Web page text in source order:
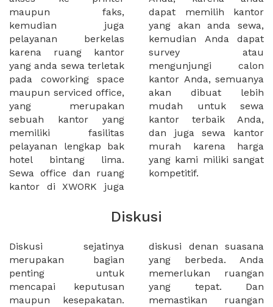
maupun faks,
kemudian juga
pelayanan berkelas
karena ruang kantor
yang anda sewa terletak
pada coworking space
maupun serviced office,
yang merupakan
sebuah kantor yang
memiliki fasilitas
pelayanan lengkap bak
hotel bintang lima.
Sewa office dan ruang
kantor di XWORK juga
dapat memilih kantor
yang akan anda sewa,
kemudian Anda dapat
survey atau
mengunjungi calon
kantor Anda, semuanya
akan dibuat lebih
mudah untuk sewa
kantor terbaik Anda,
dan juga sewa kantor
murah karena harga
yang kami miliki sangat
kompetitif.
Diskusi
Diskusi sejatinya
merupakan bagian
penting untuk
mencapai keputusan
maupun kesepakatan.
diskusi denan suasana
yang berbeda. Anda
memerlukan ruangan
yang tepat. Dan
memastikan ruangan